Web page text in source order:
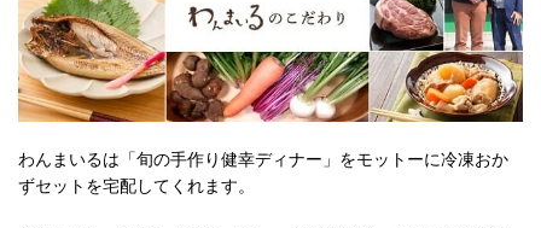
わんまいるは「旬の手作り健幸ディナー」をモットーに冷凍おか
ずセットを宅配してくれます。